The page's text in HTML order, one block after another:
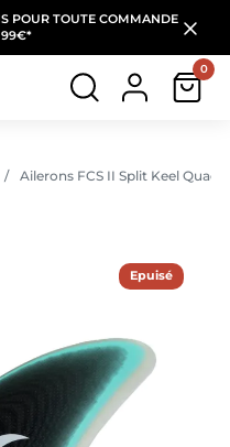
POUR TOUTE COMMANDE
99€*
0
Ailerons FCS II Split Keel Quad
Epuisé